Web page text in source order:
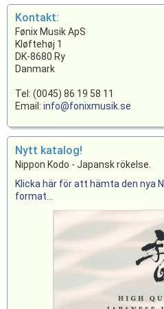
Kontakt:
Fønix Musik ApS
Kløftehøj 1
DK-8680 Ry
Danmark
Tel: (0045) 86 19 58 11
Email: info@fonixmusik.se
Nytt katalog!
Nippon Kodo - Japansk rökelse.
Klicka här för att hämta den nya
format...